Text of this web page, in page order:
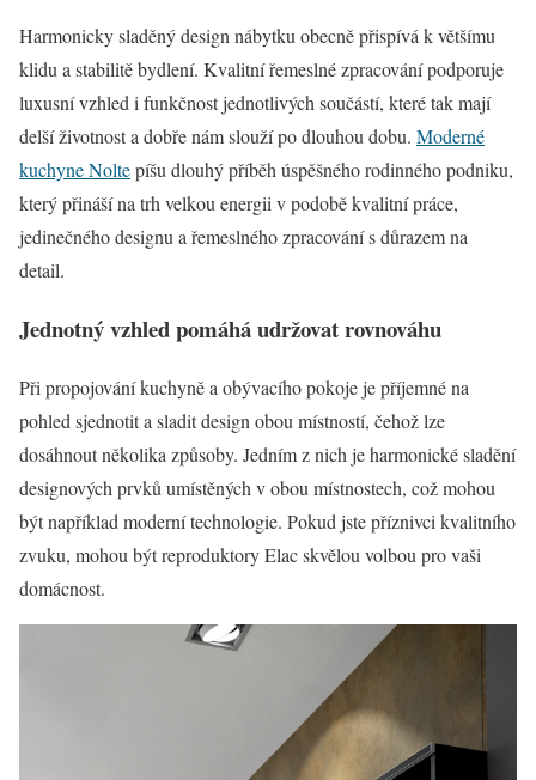
Harmonicky sladěný design nábytku obecně přispívá k většímu
klidu a stabilitě bydlení. Kvalitní řemeslné zpracování podporuje
luxusní vzhled i funkčnost jednotlivých součástí, které tak mají
delší životnost a dobře nám slouží po dlouhou dobu. Moderné
kuchyne Noltepíšu dlouhý příběh úspěšného rodinného podniku,
který přináší na trh velkou energii v podobě kvalitní práce,
jedinečného designu a řemeslného zpracování s důrazem na
detail.
Jednotný vzhled pomáhá udržovat rovnováhu
Při propojování kuchyně a obývacího pokoje je příjemné na
pohled sjednotit a sladit design obou místností, čehož lze
dosáhnout několika způsoby. Jedním z nich je harmonické sladění
designových prvků umístěných v obou místnostech, což mohou
být například moderní technologie. Pokud jste příznivci kvalitního
zvuku, mohou být reproduktory Elac skvělou volbou pro vaši
domácnost.